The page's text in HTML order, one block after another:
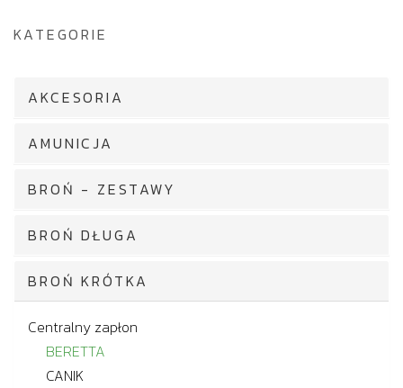
KATEGORIE
AKCESORIA
AMUNICJA
BROŃ - ZESTAWY
BROŃ DŁUGA
BROŃ KRÓTKA
Centralny zapłon
BERETTA
CANIK